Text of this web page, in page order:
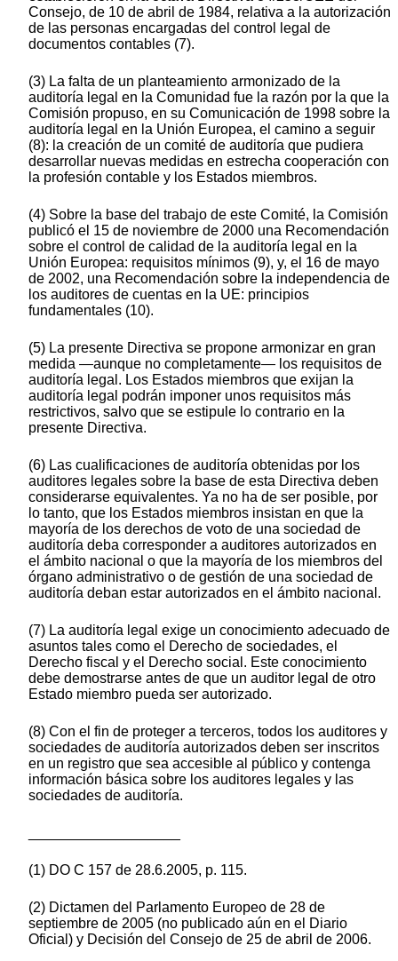
Consejo, de 10 de abril de 1984, relativa a la autorización
de las personas encargadas del control legal de
documentos contables (7).
(3) La falta de un planteamiento armonizado de la
auditoría legal en la Comunidad fue la razón por la que la
Comisión propuso, en su Comunicación de 1998 sobre la
auditoría legal en la Unión Europea, el camino a seguir
(8): la creación de un comité de auditoría que pudiera
desarrollar nuevas medidas en estrecha cooperación con
la profesión contable y los Estados miembros.
(4) Sobre la base del trabajo de este Comité, la Comisión
publicó el 15 de noviembre de 2000 una Recomendación
sobre el control de calidad de la auditoría legal en la
Unión Europea: requisitos mínimos (9), y, el 16 de mayo
de 2002, una Recomendación sobre la independencia de
los auditores de cuentas en la UE: principios
fundamentales (10).
(5) La presente Directiva se propone armonizar en gran
medida —aunque no completamente— los requisitos de
auditoría legal. Los Estados miembros que exijan la
auditoría legal podrán imponer unos requisitos más
restrictivos, salvo que se estipule lo contrario en la
presente Directiva.
(6) Las cualificaciones de auditoría obtenidas por los
auditores legales sobre la base de esta Directiva deben
considerarse equivalentes. Ya no ha de ser posible, por
lo tanto, que los Estados miembros insistan en que la
mayoría de los derechos de voto de una sociedad de
auditoría deba corresponder a auditores autorizados en
el ámbito nacional o que la mayoría de los miembros del
órgano administrativo o de gestión de una sociedad de
auditoría deban estar autorizados en el ámbito nacional.
(7) La auditoría legal exige un conocimiento adecuado de
asuntos tales como el Derecho de sociedades, el
Derecho fiscal y el Derecho social. Este conocimiento
debe demostrarse antes de que un auditor legal de otro
Estado miembro pueda ser autorizado.
(8) Con el fin de proteger a terceros, todos los auditores y
sociedades de auditoría autorizados deben ser inscritos
en un registro que sea accesible al público y contenga
información básica sobre los auditores legales y las
sociedades de auditoría.
(1) DO C 157 de 28.6.2005, p. 115.
(2) Dictamen del Parlamento Europeo de 28 de
septiembre de 2005 (no publicado aún en el Diario
Oficial) y Decisión del Consejo de 25 de abril de 2006.